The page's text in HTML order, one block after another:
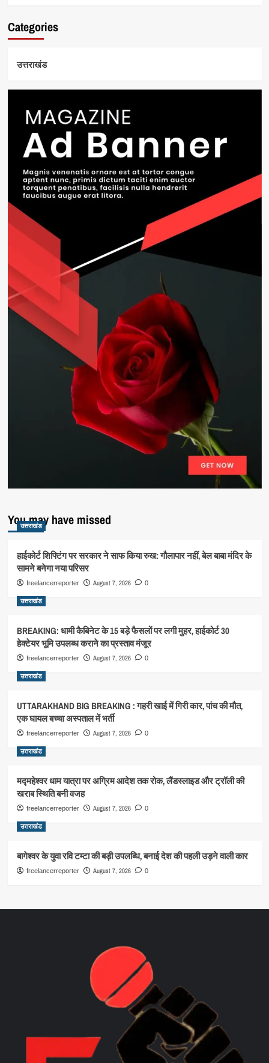
Categories
उत्तराखंड
You may have missed
उत्तराखंड
हाईकोर्ट शिफ्टिंग पर सरकार ने साफ किया रुख: गौलापार नहीं, बेल बाबा मंदिर के
सामने बनेगा नया परिसर
freelancerreporter August 7, 2026 0
उत्तराखंड
BREAKING: धामी कैबिनेट के 15 बड़े फैसलों पर लगी मुहर, हाईकोर्ट 30
हेक्टेयर भूमि उपलब्ध कराने का प्रस्ताव मंजूर
freelancerreporter August 7, 2026 0
उत्तराखंड
UTTARAKHAND BIG BREAKING : गहरी खाई में गिरी कार, पांच की मौत,
एक घायल बच्चा अस्पताल में भर्ती
freelancerreporter August 7, 2026 0
उत्तराखंड
मद्महेश्वर धाम यात्रा पर अग्रिम आदेश तक रोक, लैंडस्लाइड और ट्रॉली की
खराब स्थिति बनी वजह
freelancerreporter August 7, 2026 0
उत्तराखंड
बागेश्वर के युवा रवि टम्टा की बड़ी उपलब्धि, बनाई देश की पहली उड़ने वाली कार
freelancerreporter August 7, 2026 0